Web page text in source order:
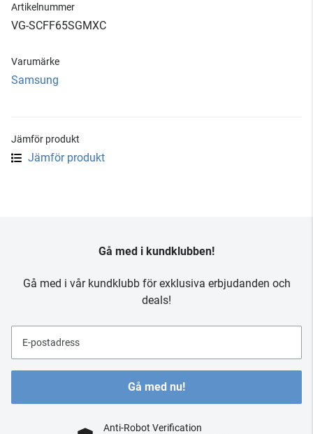
Artikelnummer
VG-SCFF65SGMXC
Varumärke
Samsung
Jämför produkt
Jämför produkt
Gå med i kundklubben!
Gå med i vår kundklubb för exklusiva erbjudanden och
deals!
E-postadress
Gå med nu!
Anti-Robot Verification